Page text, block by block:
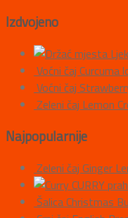
Izdvojeno
Voćni čaj Curcuma
Voćni čaj
Zeleni čaj Lemon
Najpopularnije
Zeleni čaj Ginger
CURRY
Šalica Christmas